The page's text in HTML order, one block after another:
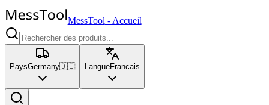
MessTool - Accueil
PaysGermany🇩🇪 LangueFrancais